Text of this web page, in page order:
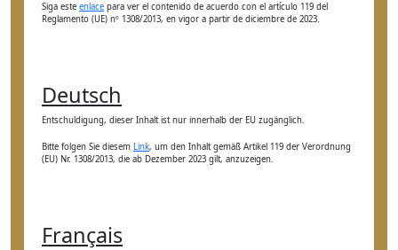
Siga este enlace para ver el contenido de acuerdo con el artículo 119 del
Reglamento (UE) nº 1308/2013, en vigor a partir de diciembre de 2023.
Deutsch
Entschuldigung, dieser Inhalt ist nur innerhalb der EU zugänglich.
Bitte folgen Sie diesem Link, um den Inhalt gemäß Artikel 119 der Verordnung
(EU) Nr. 1308/2013, die ab Dezember 2023 gilt, anzuzeigen.
Français